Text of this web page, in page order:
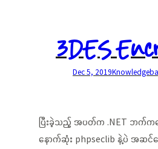
3DES
Dec 5, 2019
ပြီးခဲ့သည့် အပတ်က .NET ဘက်ကနေ
နောက်ဆုံး phpseclib နဲ့ပဲ အဆင်